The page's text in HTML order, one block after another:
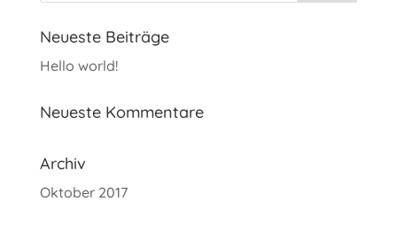
Neueste Beiträge
Hello world!
Neueste Kommentare
Archiv
Oktober 2017